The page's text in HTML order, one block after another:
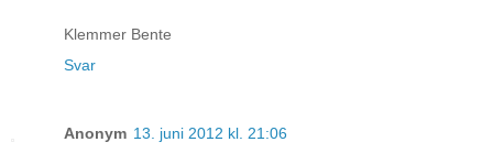
Klemmer Bente
Svar
Anonym 13. juni 2012 kl. 21:06